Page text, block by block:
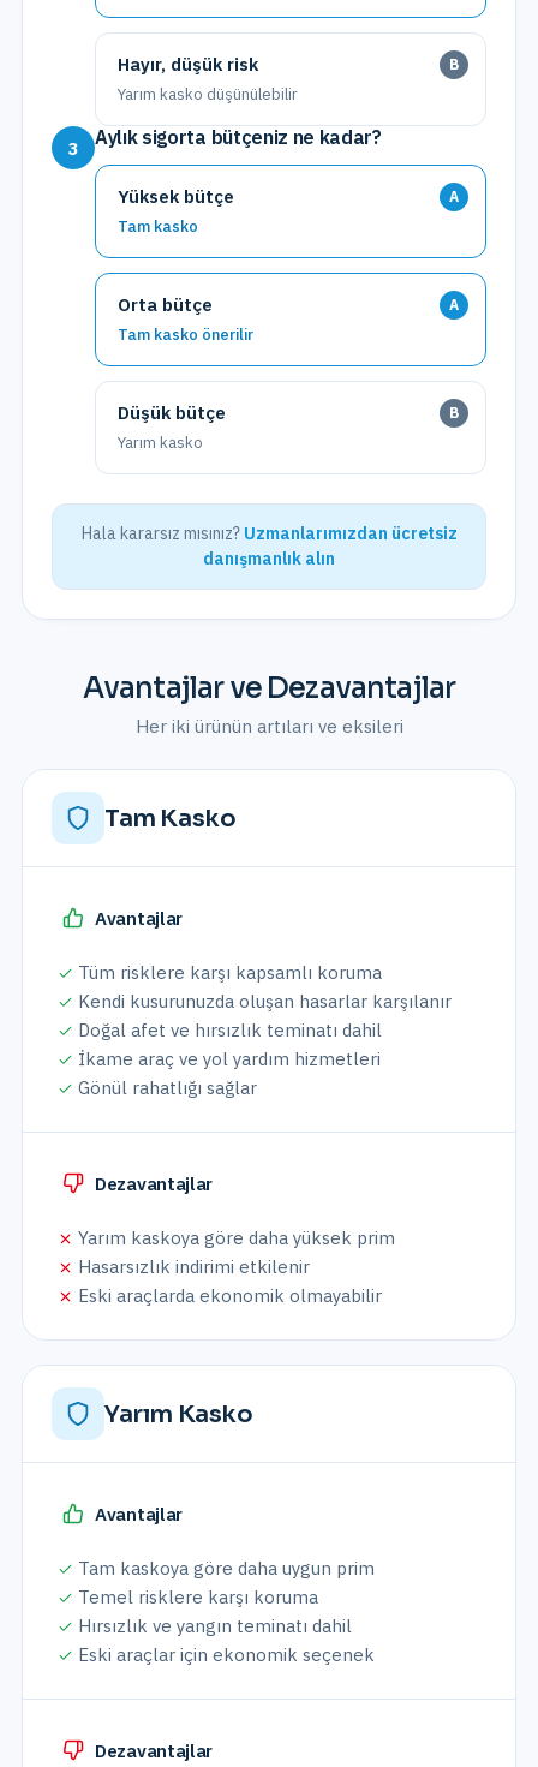
B
Hayır, düşük risk
Yarım kasko düşünülebilir
3 Aylık sigorta bütçeniz ne kadar?
A
Yüksek bütçe
Tam kasko
A
Orta bütçe
Tam kasko önerilir
B
Düşük bütçe
Yarım kasko
Hala kararsız mısınız? Uzmanlarımızdan ücretsiz
danışmanlık alın
Avantajlar ve Dezavantajlar
Her iki ürünün artıları ve eksileri
Tam Kasko
Avantajlar
Tüm risklere karşı kapsamlı koruma
Kendi kusurunuzda oluşan hasarlar karşılanır
Doğal afet ve hırsızlık teminatı dahil
İkame araç ve yol yardım hizmetleri
Gönül rahatlığı sağlar
Dezavantajlar
Yarım kaskoya göre daha yüksek prim
Hasarsızlık indirimi etkilenir
Eski araçlarda ekonomik olmayabilir
Yarım Kasko
Avantajlar
Tam kaskoya göre daha uygun prim
Temel risklere karşı koruma
Hırsızlık ve yangın teminatı dahil
Eski araçlar için ekonomik seçenek
Dezavantajlar